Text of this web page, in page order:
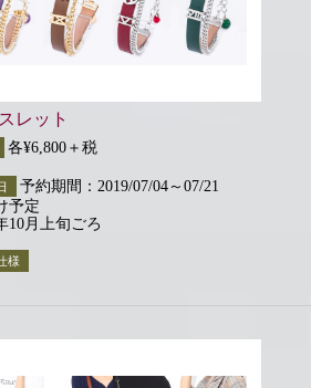
レット
各¥6,800＋税
予約期間：2019/07/04～07/21
予定
10月上旬ごろ
様